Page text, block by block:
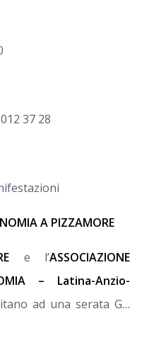
37 28
A PIZZAMORE
e l’ASSOCIAZIONE
– Latina-Anzio-
ad una serata G…